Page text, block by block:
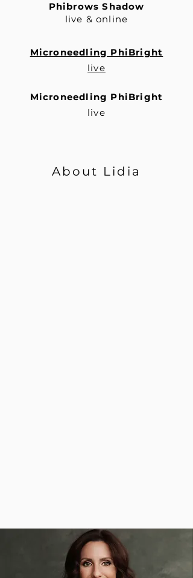
Phibrows Shadow
live & online
Microneedling PhiBright
live
Microneedling PhiBright
live
About Lidia